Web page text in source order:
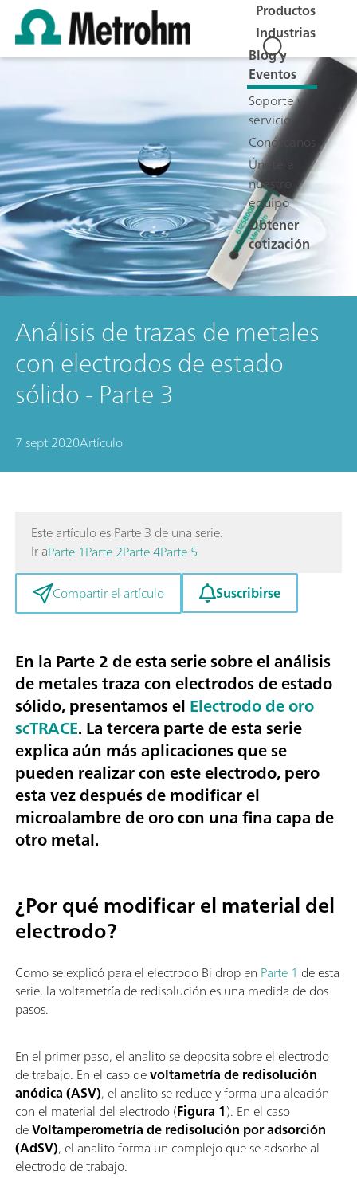
Productos
Industrias
Blog y
Eventos
Soporte y
servicio
Conózcanos
Únete a
nuestro
equipo
Obtener
cotización
Análisis de trazas de metales
con electrodos de estado
sólido - Parte 3
7 sept 2020Artículo
Este artículo es Parte 3 de una serie.
Ir aParte 1Parte 2Parte 4Parte 5
Compartir el artículo
Suscribirse
En la Parte 2 de esta serie sobre el análisis
de metales traza con electrodos de estado
sólido, presentamos el Electrodo de oro
scTRACE. La tercera parte de esta serie
explica aún más aplicaciones que se
pueden realizar con este electrodo, pero
esta vezdespués de modificar el
microalambre de oro con una fina capa de
otro metal.
¿Por qué modificar el material del
electrodo?
Como se explicó para el electrodo Bi drop en Parte 1 de esta
serie, la voltametría de redisolución es una medida de dos
pasos.
En el primer paso, el analito se deposita sobre el electrodo
de trabajo. En el caso devoltametría de redisolución
anódica (ASV), el analito se reduce y forma una aleación
con el material del electrodo (Figura 1). En el caso
deVoltamperometría de redisolución por adsorción
(AdSV), el analito forma un complejo que se adsorbe al
electrodo de trabajo.